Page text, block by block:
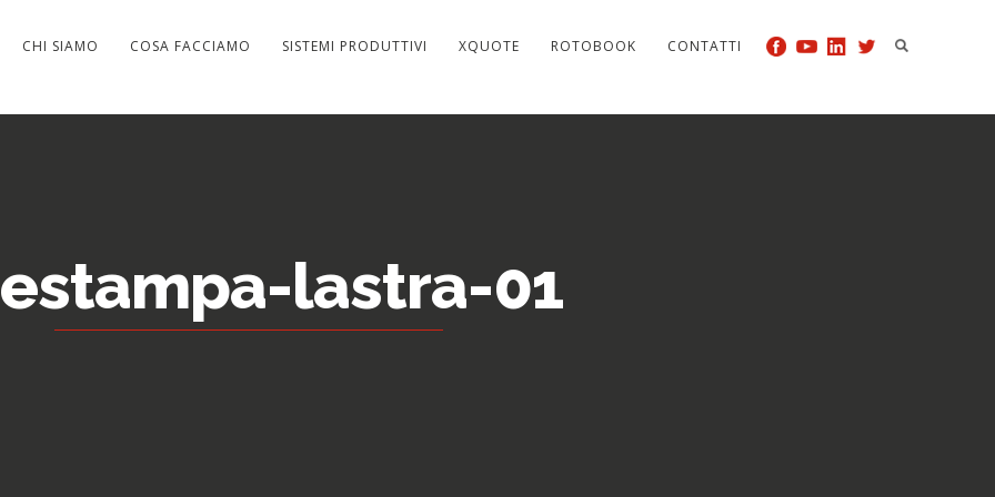
CHI SIAMO COSA FACCIAMO SISTEMI PRODUTTIVI XQUOTE ROTOBOOK CONTATTI
lastra-01